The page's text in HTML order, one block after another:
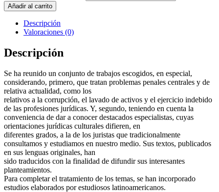
Añadir al carrito
Descripción
Valoraciones (0)
Descripción
Se ha reunido un conjunto de trabajos escogidos, en especial,
considerando, primero, que tratan problemas penales centrales y de
relativa actualidad, como los
relativos a la corrupción, el lavado de activos y el ejercicio indebido
de las profesiones jurídicas. Y, segundo, teniendo en cuenta la
conveniencia de dar a conocer destacados especialistas, cuyas
orientaciones jurídicas culturales difieren, en
diferentes grados, a la de los juristas que tradicionalmente
consultamos y estudiamos en nuestro medio. Sus textos, publicados
en sus lenguas originales, han
sido traducidos con la finalidad de difundir sus interesantes
planteamientos.
Para completar el tratamiento de los temas, se han incorporado
estudios elaborados por estudiosos latinoamericanos.